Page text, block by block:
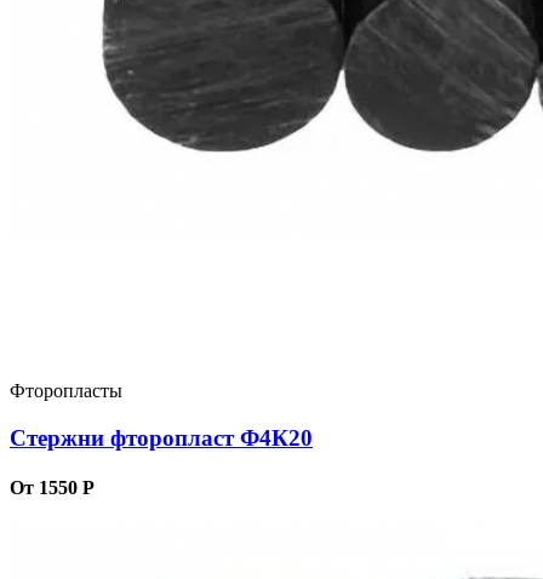
Фторопласты
Стержни фторопласт Ф4К20
От 1550 Р